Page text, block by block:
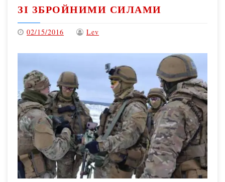
ЗІ ЗБРОЙНИМИ СИЛАМИ
02/15/2016 Lev